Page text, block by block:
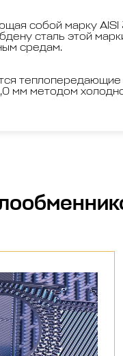
собой марку
сталь этой
средам.
теплопередающие
мм методом